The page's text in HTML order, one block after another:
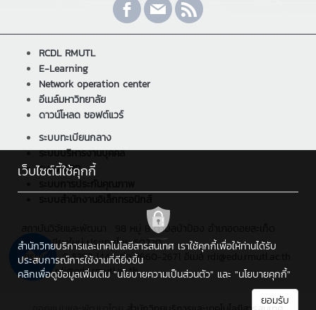
RCDL RMUTL
E-Learning
Network operation center
อีเมล์มหาวิทยาลัย
ดาวน์โหลด ซอฟต์แวร์
ระบบทะเบียนกลาง
ระบบบริหารงานบุคคล
ระบบ ERP
ระบบการประกันคุณภาพ
สถาบันวิจัยและพัฒนา : 98 หมู่ 8 ตำบลป่าป้อง อำเภอดอยสะเก็ด
จังหวัดเชียงใหม่ ประเทศไทย 50220
โทรศัพท์ : 0 5392 1444 ต่อ 2660-2671 อีเมล์ rdi@edu.rmutl.ac.th
, อีเมล : rdi@edu.rmutl.ac.th
เว็บไซต์นี้ใช้คุกกี้
สำนักวิทยบริการและเทคโนโลยีสารสนเทศ เราใช้คุกกี้เพื่อให้ท่านได้รับ
ประสบการณ์การใช้งานที่ดียิ่งขึ้น
คลิกเพื่อดูข้อมูลเพิ่มเติม "นโยบายความเป็นส่วนตัว" และ "นโยบายคุกกี้"
ยอมรับ